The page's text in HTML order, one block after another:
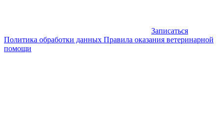
Записаться
Политика обработки данных Правила оказания ветеринарной
помощи